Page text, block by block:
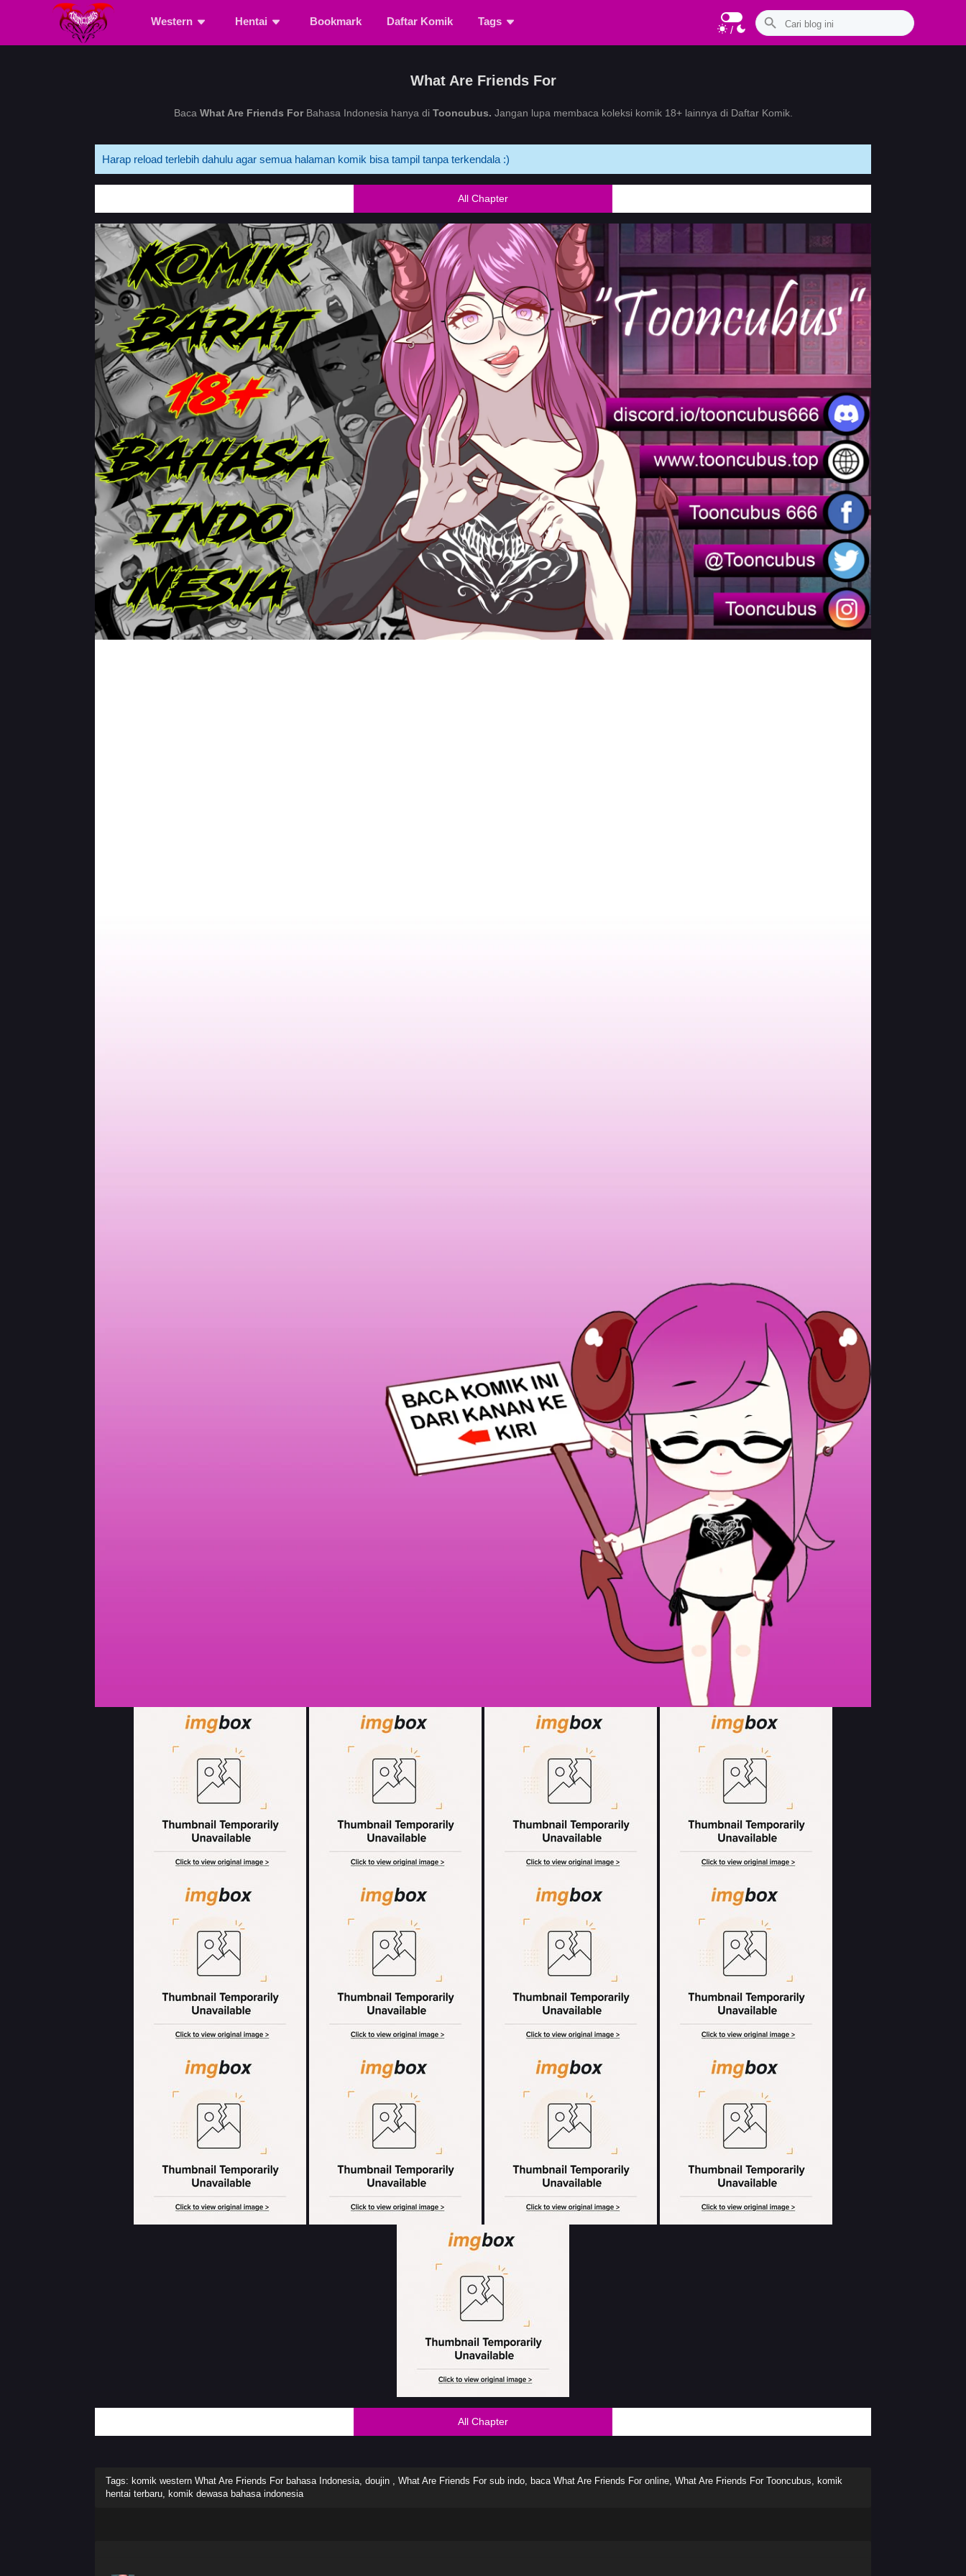
Western Hentai Bookmark Daftar Komik Tags
/
What Are Friends For
Baca What Are Friends ForBahasa Indonesia hanya di Tooncubus. Jangan lupa membaca koleksi komik 18+ lainnya di Daftar Komik.
Harap reload terlebih dahulu agar semua halaman komik bisa tampil tanpa terkendala :)
All Chapter
All Chapter
Tags: komik western What Are Friends For bahasa Indonesia, doujin , What Are Friends For sub indo, baca What Are Friends For online, What Are Friends For Tooncubus, komik
hentai terbaru, komik dewasa bahasa indonesia